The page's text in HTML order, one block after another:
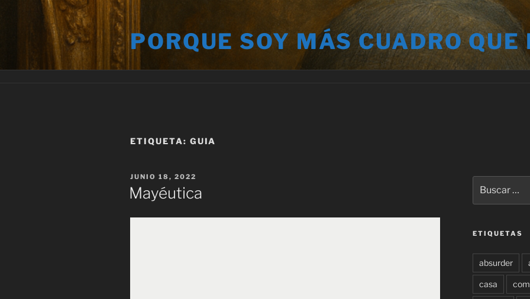
PORQUE SOY MÁS CUADRO QUE
ETIQUETA: GUIA
PUBLICADO
EL
JUNIO 18, 2022
Mayéutica
por:
ETIQUETAS
absurder
casa